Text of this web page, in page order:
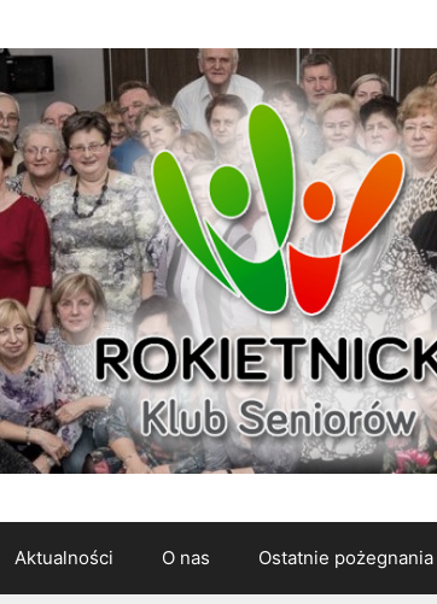
Aktualności O nas Ostatnie pożegnania